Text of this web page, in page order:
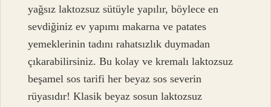
yağsız laktozsuz sütüyle yapılır, böylece en
sevdiğiniz ev yapımı makarna ve patates
yemeklerinin tadını rahatsızlık duymadan
çıkarabilirsiniz. Bu kolay ve kremalı laktozsuz
beşamel sos tarifi her beyaz sos severin
rüyasıdır! Klasik beyaz sosun laktozsuz